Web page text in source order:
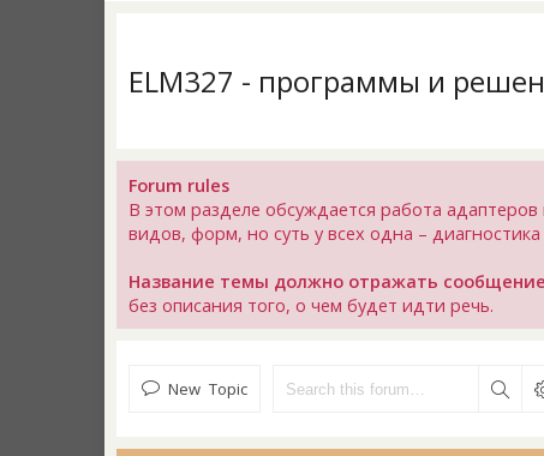
ELM327 - программы и
Forum rules
В этом разделе обсуждается работа адаптеров
видов, форм, но суть у всех одна –
Название темы должно отражать сообщение
без описания того, о чем будет идти речь.
New Topic